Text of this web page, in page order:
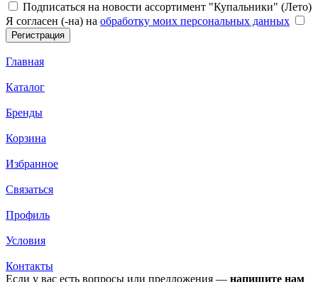
Подписаться на новости ассортимент "Купальники" (Лето)
Я согласен (-на) на обработку моих персональных данных
Главная
Каталог
Бренды
Корзина
Избранное
Связаться
Профиль
Условия
Контакты
Если у вас есть вопросы или предложения — напишите нам